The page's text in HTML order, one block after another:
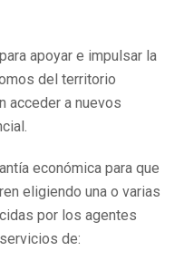
apoyar e impulsar la
del territorio
acceder a nuevos
económica para que
eligiendo una o varias
por los agentes
de: